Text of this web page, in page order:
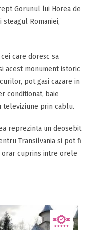
Gorunul lui Horea de
steagul Romaniei,
care doresc sa
acest monument istoric
pot gasi cazare in
conditionat, baie
televiziune prin cablu.
reprezinta un deosebit
Transilvania si pot fi
orar cuprins intre orele